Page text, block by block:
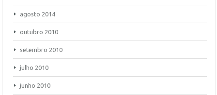
agosto 2014
outubro 2010
setembro 2010
julho 2010
junho 2010